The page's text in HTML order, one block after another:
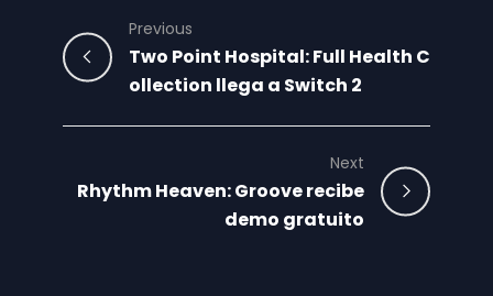
Previous
Two Point Hospital: Full Health C
ollection llega a Switch 2
Next
Rhythm Heaven: Groove recibe
demo gratuito